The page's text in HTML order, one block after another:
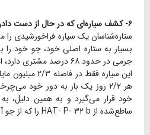
۶- کشف سیاره‌ای که در حال از دست دادن جو خود است
جرمی در حدود ۶۸ درصد مشتری دارد، اما عرض آن دو برابر بزرگ‌ترین سیاره منظومه شمسی است.
این سیاره
هر ۲/۲ روز یک بار به دور خود
خود قرار می‌گیرد و به همین دلیل،
ساطع‌شده از HAT- P- ۳۲ b را که از جو آن جریان دارد، با تلسکوپ‌های روی زمین زیر نظر گرفتند.